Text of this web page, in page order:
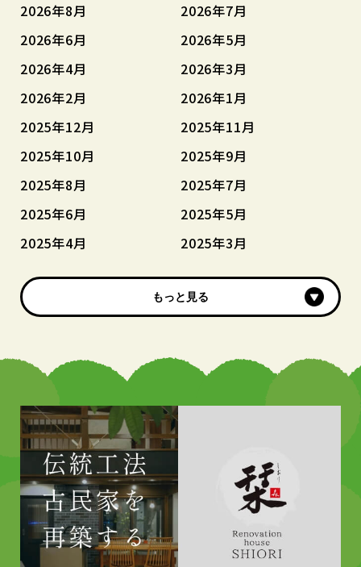
2026年8月
2026年7月
2026年6月
2026年5月
2026年4月
2026年3月
2026年2月
2026年1月
2025年12月
2025年11月
2025年10月
2025年9月
2025年8月
2025年7月
2025年6月
2025年5月
2025年4月
2025年3月
もっと見る
もっと見る